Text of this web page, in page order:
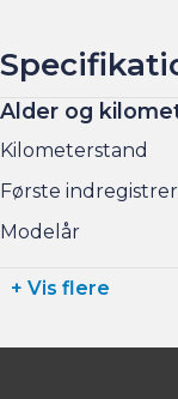
Alder og
Kilometerstand
Første
Modelår
+ Vis flere